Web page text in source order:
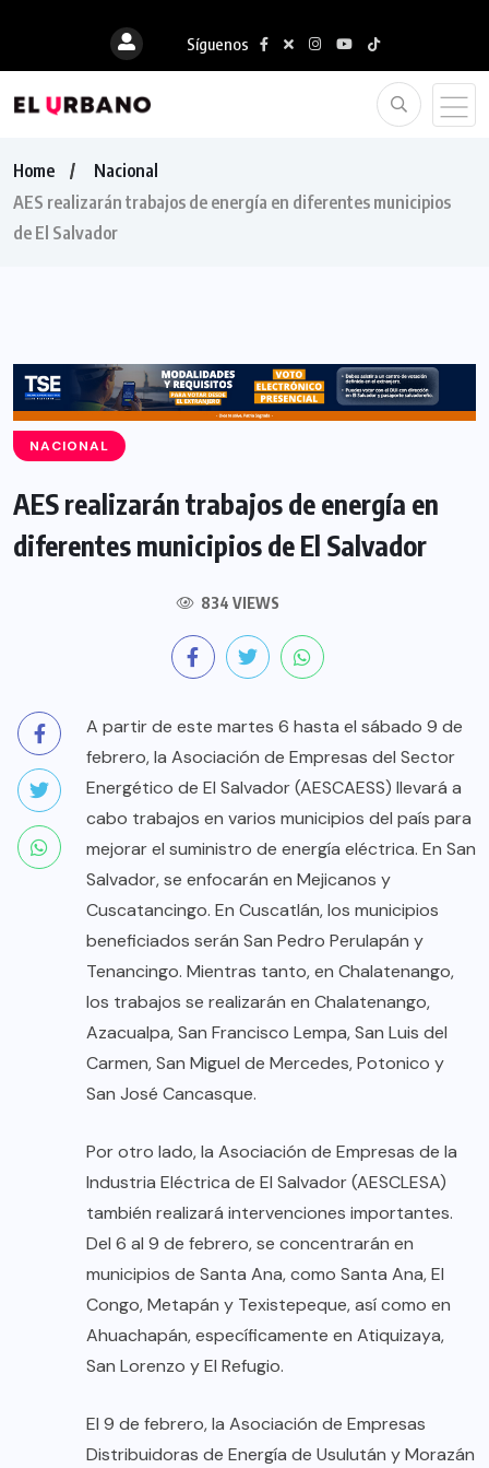
Síguenos
Home
Nacional
AES realizarán trabajos de energía en diferentes municipios
de El Salvador
NACIONAL
AES realizarán trabajos de energía en
diferentes municipios de El Salvador
834 VIEWS
A partir de este martes 6 hasta el sábado 9 de
febrero, la Asociación de Empresas del Sector
Energético de El Salvador (AESCAESS) llevará a
cabo trabajos en varios municipios del país para
mejorar el suministro de energía eléctrica. En San
Salvador, se enfocarán en Mejicanos y
Cuscatancingo. En Cuscatlán, los municipios
beneficiados serán San Pedro Perulapán y
Tenancingo. Mientras tanto, en Chalatenango,
los trabajos se realizarán en Chalatenango,
Azacualpa, San Francisco Lempa, San Luis del
Carmen, San Miguel de Mercedes, Potonico y
San José Cancasque.
Por otro lado, la Asociación de Empresas de la
Industria Eléctrica de El Salvador (AESCLESA)
también realizará intervenciones importantes.
Del 6 al 9 de febrero, se concentrarán en
municipios de Santa Ana, como Santa Ana, El
Congo, Metapán y Texistepeque, así como en
Ahuachapán, específicamente en Atiquizaya,
San Lorenzo y El Refugio.
El 9 de febrero, la Asociación de Empresas
Distribuidoras de Energía de Usulután y Morazán